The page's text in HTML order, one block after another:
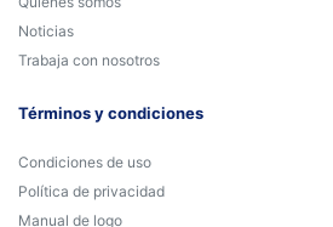
Noticias
Trabaja con nosotros
Términos y condiciones
Condiciones de uso
Política de privacidad
Manual de logo